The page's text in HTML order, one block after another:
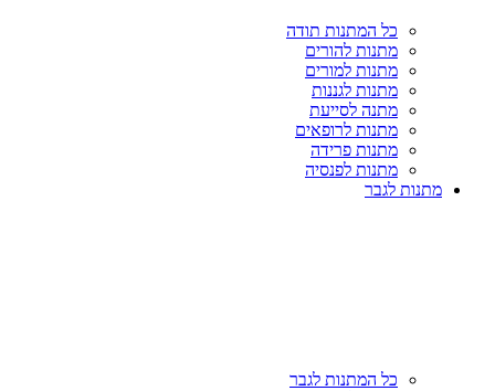
כל המתנות תודה
מתנות להורים
מתנות למורים
מתנות לגננות
מתנה לסייעת
מתנות לרופאים
מתנות פרידה
מתנות לפנסיה
מתנות לגבר
כל המתנות לגבר